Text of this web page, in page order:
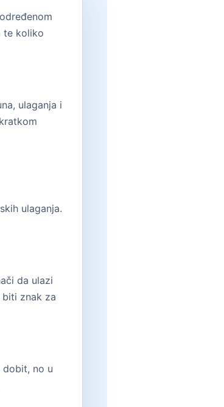
te koliko
ulaganja i
ulaganja.
da ulazi
znak za
dobit, no u